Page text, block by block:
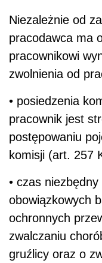
Niezależnie od
pracodawca ma
pracownikowi
zwolnienia od
• posiedzenia
pracownik jest
postępowaniu
komisji (art. 257
• czas
obowiązkowych
ochronnych
zwalczaniu
gruźlicy oraz o